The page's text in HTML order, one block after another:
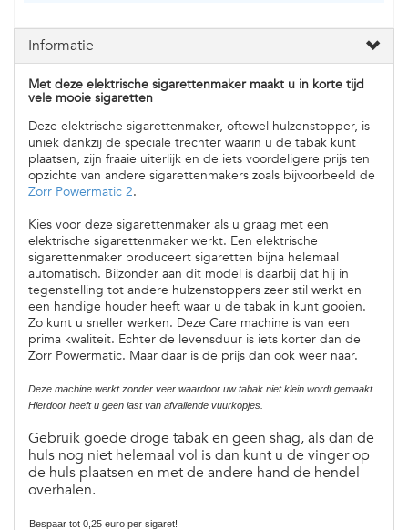
Informatie
Met deze elektrische sigarettenmaker maakt u in korte tijd
vele mooie sigaretten
Deze elektrische sigarettenmaker, oftewel hulzenstopper, is
uniek dankzij de speciale trechter waarin u de tabak kunt
plaatsen, zijn fraaie uiterlijk en de iets voordeligere prijs ten
opzichte van andere sigarettenmakers zoals bijvoorbeeld de
Zorr Powermatic 2.
Kies voor deze sigarettenmaker als u graag met een
elektrische sigarettenmaker werkt. Een elektrische
sigarettenmaker produceert sigaretten bijna helemaal
automatisch. Bijzonder aan dit model is daarbij dat hij in
tegenstelling tot andere hulzenstoppers zeer stil werkt en
een handige houder heeft waar u de tabak in kunt gooien.
Zo kunt u sneller werken. Deze Care machine is van een
prima kwaliteit. Echter de levensduur is iets korter dan de
Zorr Powermatic. Maar daar is de prijs dan ook weer naar.
Deze machine werkt zonder veer waardoor uw tabak niet klein wordt gemaakt.
Hierdoor heeft u geen last van afvallende vuurkopjes.
Gebruik goede droge tabak en geen shag, als dan de
huls nog niet helemaal vol is dan kunt u de vinger op
de huls plaatsen en met de andere hand de hendel
overhalen.
Bespaar tot 0,25 euro per sigaret!